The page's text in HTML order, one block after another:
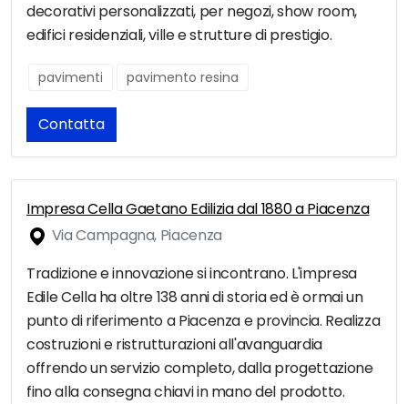
decorativi personalizzati, per negozi, show room,
edifici residenziali, ville e strutture di prestigio.
pavimenti pavimento resina
Contatta
Impresa Cella Gaetano Edilizia dal 1880 a Piacenza
Via Campagna, Piacenza
Tradizione e innovazione si incontrano. L'impresa
Edile Cella ha oltre 138 anni di storia ed è ormai un
punto di riferimento a Piacenza e provincia. Realizza
costruzioni e ristrutturazioni all'avanguardia
offrendo un servizio completo, dalla progettazione
fino alla consegna chiavi in mano del prodotto.